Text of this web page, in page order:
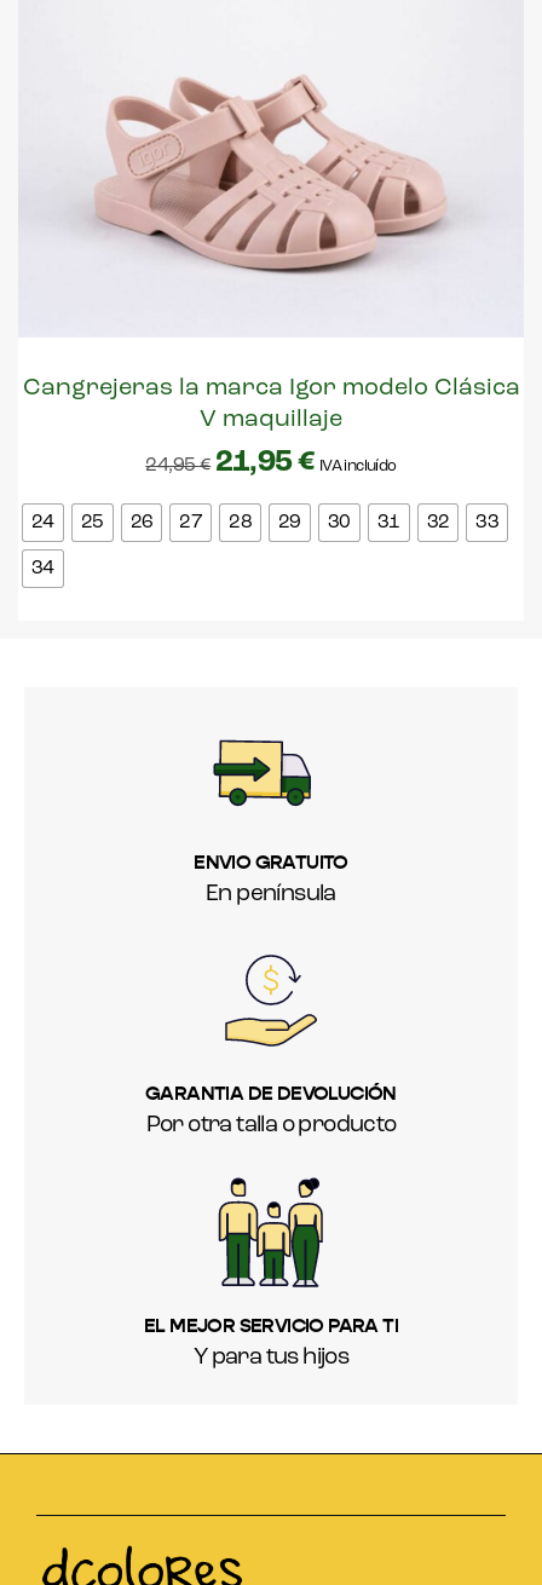
Cangrejeras la marca Igor modelo Clásica
V maquillaje
24,95€ 21,95€ IVA incluído
24 25 26 27 28 29 30 31 32 33
34
ENVIO GRATUITO
En península
GARANTIA DE DEVOLUCIÓN
Por otra talla o producto
EL MEJOR SERVICIO PARA TI
Y para tus hijos